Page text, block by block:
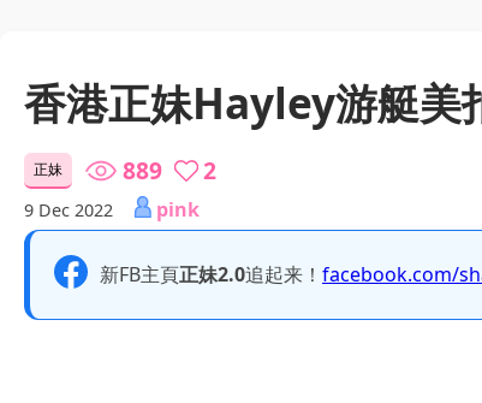
香港正妹Hayley游艇美
正妹 889 2
9 Dec 2022 pink
新FB主頁正妹2.0追起来！ facebook.com/